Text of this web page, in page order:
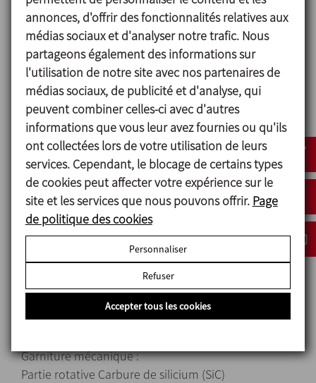
permettant de mélanger rapidement et de façon
homogène des grandes variétés de poudres sans
que le mélange obtenu ne soit en contact direct
avec l’air.
Conception hygiénique.
Garniture mécanique simple.
Montage/démontage facile avec des raccords
CLAMP ISO 2852.
Vanne papillon sur la trémie.
Possibilité de nettoyer et de désinfecter sans
démontage de l’appareil.
Matériels
Pièces en contact avec le produit AISI 316L
Autres pièces métalliques AISI 304
Joints EPDM
Garniture mécanique :
Partie rotative Carbure de silicium (SiC)
annonces, d'offrir des fonctionnalités relatives aux
médias sociaux et d'analyser notre trafic. Nous
partageons également des informations sur
l'utilisation de notre site avec nos partenaires de
médias sociaux, de publicité et d'analyse, qui
peuvent combiner celles-ci avec d'autres
informations que vous leur avez fournies ou qu'ils
ont collectées lors de votre utilisation de leurs
services. Cependant, le blocage de certains types
de cookies peut affecter votre expérience sur le
site et les services que nous pouvons offrir. Page
de politique des cookies
Personnaliser
Refuser
Accepter tous les cookies